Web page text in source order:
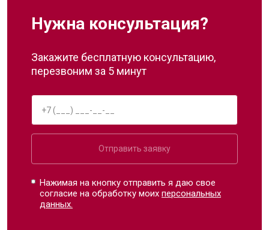
Нужна консультация?
Закажите бесплатную консультацию,
перезвоним за 5 минут
Отправить заявку
Нажимая на кнопку отправить я даю свое
согласие на обработку моихперсональных
данных.